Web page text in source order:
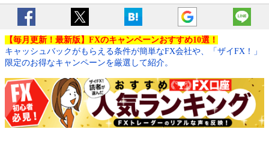
【毎月更新！最新版】FXのキャンペーンおすすめ10選！
キャッシュバックがもらえる条件が簡単なFX会社や、「ザイFX！」
限定のお得なキャンペーンを厳選して紹介。